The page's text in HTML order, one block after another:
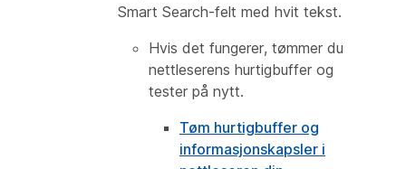
Smart Search-felt med hvit tekst.
Hvis det fungerer, tømmer du
nettleserens hurtigbuffer og
tester på nytt.
Tøm hurtigbuffer og
informasjonskapsler i